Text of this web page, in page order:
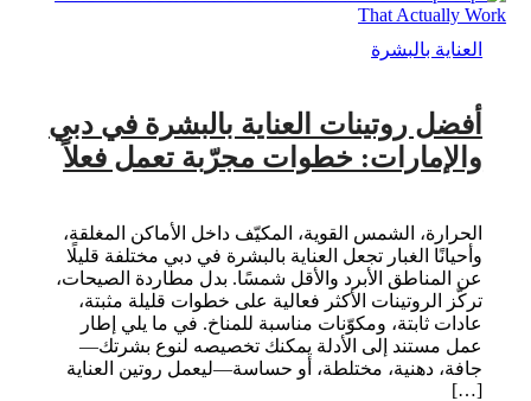
العناية بالبشرة
أفضل روتينات العناية بالبشرة في دبي
والإمارات: خطوات مجرّبة تعمل فعلاً
الحرارة، الشمس القوية، المكيّف داخل الأماكن المغلقة،
وأحيانًا الغبار تجعل العناية بالبشرة في دبي مختلفة قليلًا
عن المناطق الأبرد والأقل شمسًا. بدل مطاردة الصيحات،
تركّز الروتينات الأكثر فعالية على خطوات قليلة مثبتة،
عادات ثابتة، ومكوّنات مناسبة للمناخ. في ما يلي إطار
عمل مستند إلى الأدلة يمكنك تخصيصه لنوع بشرتك—
جافة، دهنية، مختلطة، أو حساسة—ليعمل روتين العناية
[…]